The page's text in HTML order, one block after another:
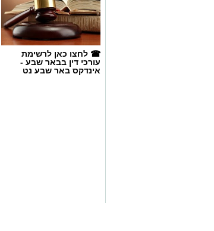
☎ לחצו כאן לרשימת
עורכי דין בבאר שבע -
אינדקס באר שבע נט